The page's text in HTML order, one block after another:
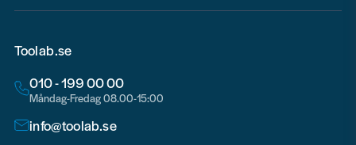
Toolab.se
010 - 199 00 00
Måndag-Fredag 08.00-15:00
info@toolab.se